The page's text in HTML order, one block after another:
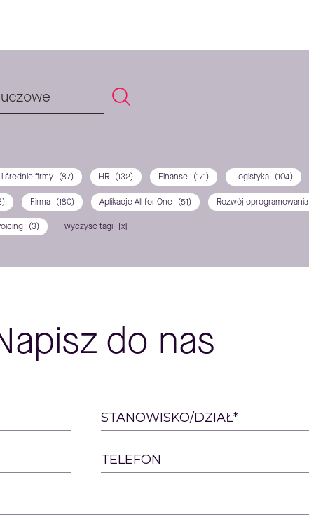
i średnie firmy (87) HR (132) Finanse (171) Logistyka (104)
Firma (180) Aplikacje All for One (51) Rozwój oprogramowania
(3) wyczyść tagi
do nas
STANOWISKO/DZIAŁ*
TELEFON